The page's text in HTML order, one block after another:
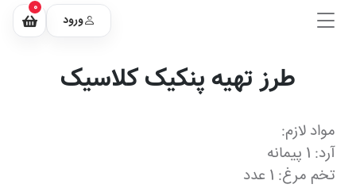
ورود
0
طرز تهیه پنکیک کلاسیک
مواد لازم:
آرد: 1 پیمانه
تخم مرغ: 1 عدد